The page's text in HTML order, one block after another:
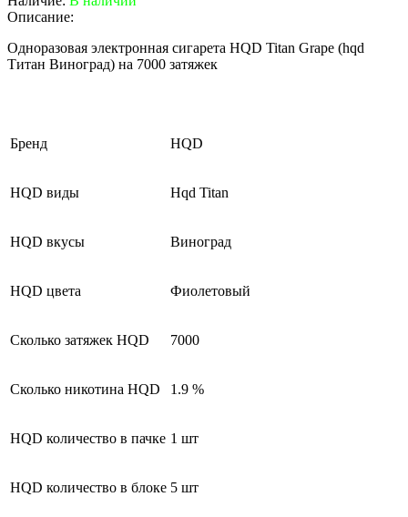
Описание:
Одноразовая электронная сигарета HQD Titan Grape (hqd
Титан Виноград) на 7000 затяжек
Бренд HQD
HQD виды Hqd Titan
HQD вкусы Виноград
HQD цвета Фиолетовый
Сколько затяжек HQD 7000
Сколько никотина HQD 1.9 %
HQD количество в пачке 1 шт
HQD количество в блоке 5 шт